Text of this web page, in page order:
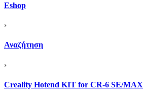
Eshop
›
Αναζήτηση
›
Creality Hotend KIT for CR-6 SE/MAX